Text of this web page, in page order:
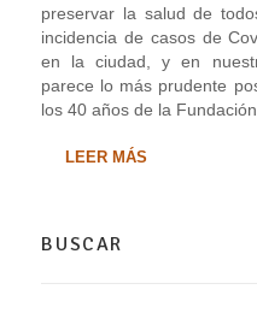
preservar la salud de
incidencia de casos de
en la ciudad, y en
parece lo más prudente
los 40 años de la
LEER MÁS
BUSCAR